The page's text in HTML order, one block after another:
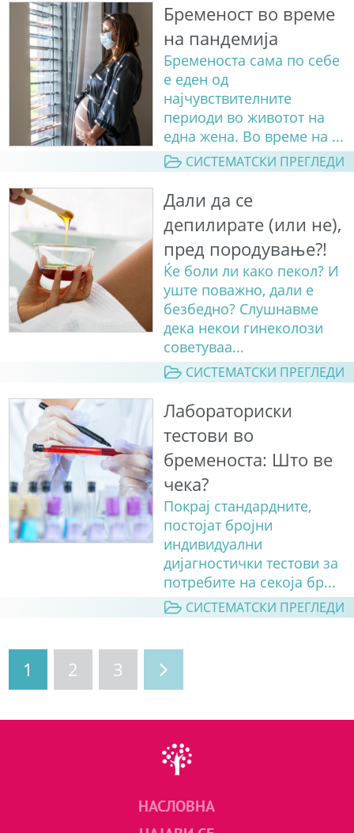
Бременост во време
на пандемија
Бременоста сама по себе
е еден од
најчувствителните
периоди во животот на
една жена. Во време на ...
СИСТЕМАТСКИ ПРЕГЛЕДИ
Дали да се
депилирате (или не),
пред породување?!
Ќе боли ли како пекол? И
уште поважно, дали е
безбедно? Слушнавме
дека некои гинеколози
советуваа...
СИСТЕМАТСКИ ПРЕГЛЕДИ
Лабораториски
тестови во
бременоста: Што ве
чека?
Покрај стандардните,
постојат бројни
индивидуални
дијагностички тестови за
потребите на секоја бр...
СИСТЕМАТСКИ ПРЕГЛЕДИ
1 2 3
НАСЛОВНА